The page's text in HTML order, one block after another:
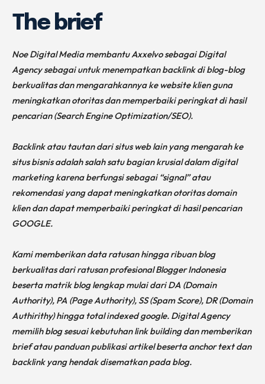
The brief
Noe Digital Media membantu Axxelvo sebagai Digital
Agency sebagai untuk menempatkan backlink di blog-blog
berkualitas dan mengarahkannya ke website klien guna
meningkatkan otoritas dan memperbaiki peringkat di hasil
pencarian (Search Engine Optimization/SEO).
Backlink atau tautan dari situs web lain yang mengarah ke
situs bisnis adalah salah satu bagian krusial dalam digital
marketing karena berfungsi sebagai “signal” atau
rekomendasi yang dapat meningkatkan otoritas domain
klien dan dapat memperbaiki peringkat di hasil pencarian
GOOGLE.
Kami memberikan data ratusan hingga ribuan blog
berkualitas dari ratusan profesional Blogger Indonesia
beserta matrik blog lengkap mulai dari DA (Domain
Authority), PA (Page Authority), SS (Spam Score), DR (Domain
Authirithy) hingga total indexed google. Digital Agency
memilih blog sesuai kebutuhan link building dan memberikan
brief atau panduan publikasi artikel beserta anchor text dan
backlink yang hendak disematkan pada blog.